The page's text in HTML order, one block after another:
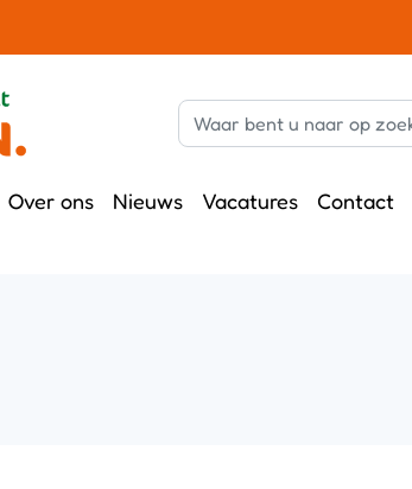
Over ons Nieuws Vacatures Contact